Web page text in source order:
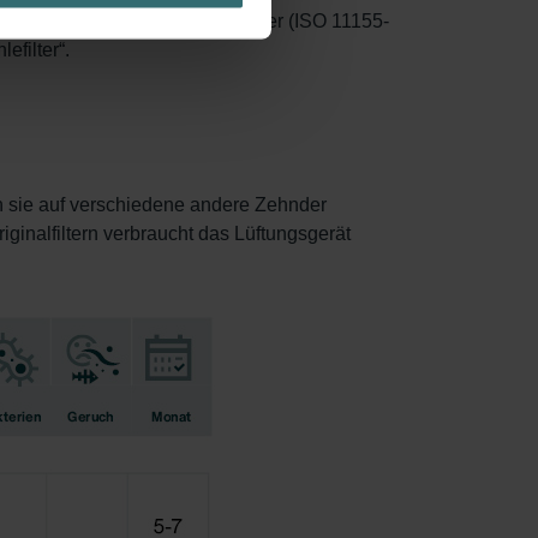
werden entfernt. Abscheidefilter (ISO 11155-
auf verschiedene andere Zehnder
verbraucht das Lüftungsgerät